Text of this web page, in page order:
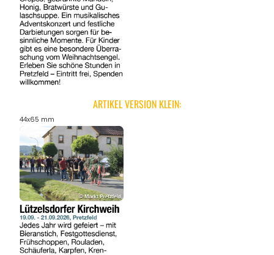
ARTIKEL VERSION KLEIN:
44x65 mm